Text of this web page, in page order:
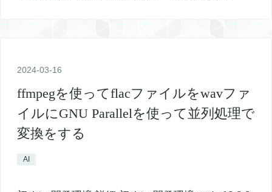
2024-03-16
ffmpegを使ってflacファイルをwavファ
イルにGNU Parallelを使って並列処理で
変換をする
AI